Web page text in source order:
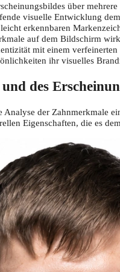
über
visuelle Entwicklung
erkennbaren
auf dem Bildschirm
mit einem
ihr visuelles
des
der Zahnmerkmale
Eigenschaften, die es